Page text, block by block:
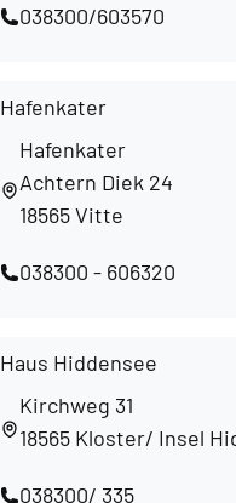
038300/603570
Hafenkater
Hafenkater
Achtern Diek 24
18565 Vitte
038300 - 606320
Haus Hiddensee
Kirchweg 31
18565 Kloster/ Insel
038300/ 335